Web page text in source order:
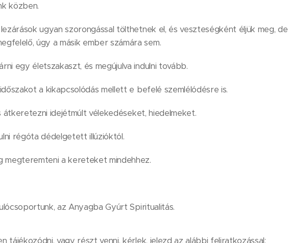
közben.
ugyan szorongással tölthetnek el, és veszteségként éljük meg, de
úgy a másik ember számára sem.
egy életszakaszt, és megújulva indulni tovább.
a kikapcsolódás mellett e befelé szemlélódésre is.
idejétmúlt vélekedéseket, hiedelmeket.
régóta dédelgetett illúzióktól.
megteremteni a kereteket mindehhez.
az Anyagba Gyúrt Spiritualitás.
tájékozódni, vagy részt venni, kérlek, jelezd az alábbi feliratkozással: